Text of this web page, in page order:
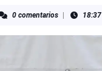
0 comentarios 18:37